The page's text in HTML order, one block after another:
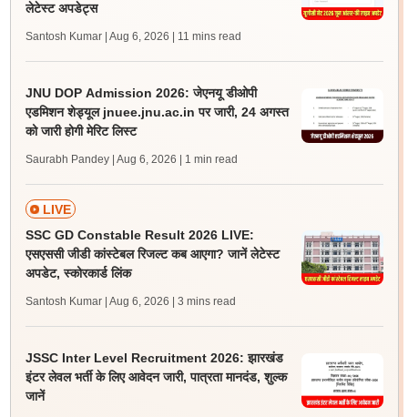
लेटेस्ट अपडेट्स
Santosh Kumar | Aug 6, 2026 | 11 mins read
JNU DOP Admission 2026: जेएनयू डीओपी
एडमिशन शेड्यूल jnuee.jnu.ac.in पर जारी, 24 अगस्त
को जारी होगी मेरिट लिस्ट
Saurabh Pandey | Aug 6, 2026 | 1 min read
LIVE
SSC GD Constable Result 2026 LIVE:
एसएससी जीडी कांस्टेबल रिजल्ट कब आएगा? जानें लेटेस्ट
अपडेट, स्कोरकार्ड लिंक
Santosh Kumar | Aug 6, 2026 | 3 mins read
JSSC Inter Level Recruitment 2026: झारखंड
इंटर लेवल भर्ती के लिए आवेदन जारी, पात्रता मानदंड, शुल्क
जानें